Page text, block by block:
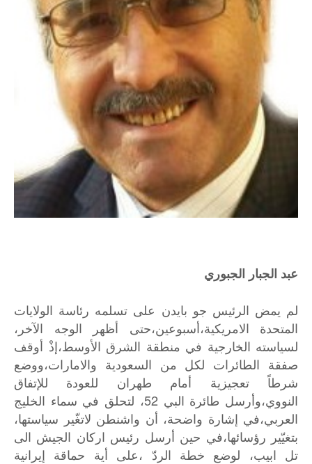
عبد الجبار الجبوري
لم يمض الرئيس جو بايدن على تسلمه رئاسة الولايات
المتحدة
الامريكية،أسبوعين،حتى أظهر الوجه
الآخر،
لسياسته الخارجية في منطقة الشرق الأوسط،إذْ أوقف
صفقة
الطائرات لكل من السعودية
والامارات،ووضع
شرطاً
تعجيزية أمام طهران للعودة
للإتفاق
النووي،وأرسل طائرة البي ، لتحلق في سماء الخليج
العربي،في إشارة واضحة، أن واشنطن لاتغّير
سياستها،
بتغيّير
رؤسائها،في حين أرسل رئيس اركان الجيش الى
تل
ابيب، لوضع خطة الردّ ،على أية حماقة
إيرانية